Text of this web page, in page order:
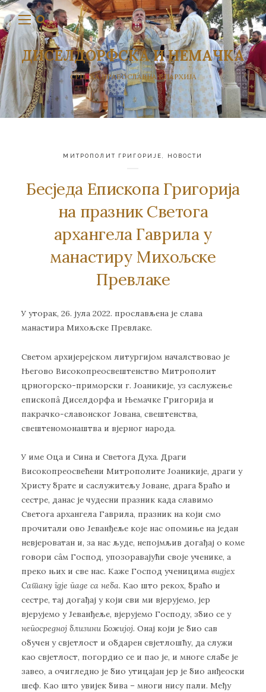
ДИСЕЛДОРФСКА И НЕМАЧКА
СРПСКА ПРАВОСЛАВНА ЕПАРХИЈА
МИТРОПОЛИТ ГРИГОРИЈЕ НОВОСТИ
Бесједа Епископа Григорија
на празник Светога
архангела Гаврила у
манастиру Михољске
Превлаке
У уторак, 26. јула 2022. прослављена је слава
манастира Михољске Превлаке.
Светом архијерејском литургијом началствовао је
Његово Високопреосвештенство Митрополит
црногорско-приморски г. Јоаникије, уз саслужење
епископâ Диселдорфа и Њемачке Григорија и
пакрачко-славонског Јована, свештенства,
свештеномонаштва и вјерног народа.
У име Оца и Сина и Светога Духa. Драги
Високопреосвећени Митрополите Јоаникије, драги у
Христу брате и саслужитељу Јоване, драга браћо и
сестре, данас је чудесни празник када славимо
Светога архангела Гаврила, празник на који смо
прочитали ово Јеванђеље које нас опомиње на један
невјероватан и, за нас људе, непојмљив догађај о коме
говори сâм Господ, упозоравајући своје ученике, а
преко њих и све нас. Каже Господ ученицима видјех
Сатану гдје паде са неба. Као што рекох, браћо и
сестре, тај догађај у који сви ми вјерујемо, јер
вјерујемо у Јеванђеље, вјерујемо Господу, збио се у
непосредној близини Божијој. Онај који је био сав
обучен у свјетлост и обдарен свјетлошћу, да служи
као свјетлост, погордио се и пао је, и многе слабе је
завео, а очигледно је био утицајан јер је био анђеоски
шеф. Као што увијек бива – многи нису пали. Међу